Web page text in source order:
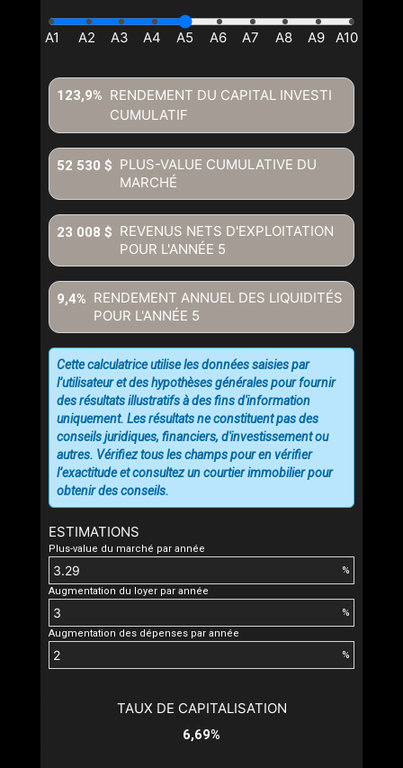
RENDEMENT DU CAPITAL INVESTI
CUMULATIF
123,9%
PLUS-VALUE CUMULATIVE DU
MARCHÉ
52 530 $
REVENUS NETS D'EXPLOITATION
POUR L'ANNÉE 5
23 008 $
RENDEMENT ANNUEL DES LIQUIDITÉS
POUR L'ANNÉE 5
9,4%
ESTIMATIONS
Plus-value du marché par année
%
Augmentation du loyer par année
%
Augmentation des dépenses par année
%
Cette calculatrice utilise les données saisies par
l’utilisateur et des hypothèses générales pour fournir
des résultats illustratifs à des fins d'information
uniquement. Les résultats ne constituent pas des
conseils juridiques, financiers, d'investissement ou
autres. Vérifiez tous les champs pour en vérifier
l’exactitude et consultez un courtier immobilier pour
obtenir des conseils.
TAUX DE CAPITALISATION
6,69%